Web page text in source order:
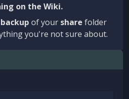
on the Wiki.
of your share folder
you're not sure about.